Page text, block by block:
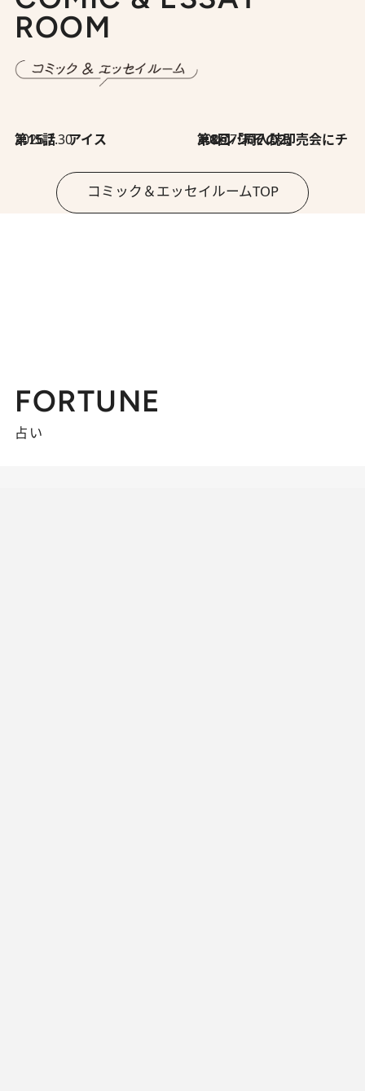
ROOM
2026.7.30
第15話 アイス 2026.7.30
第8回「同人誌即売会にチャレンジ その2」
コミック＆エッセイルームTOP
FORTUNE
占い